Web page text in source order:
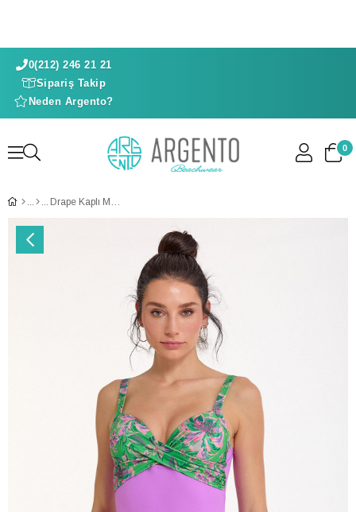
0(212) 246 21 21
Sipariş Takip
Neden Argento?
0
Drape Kaplı Mayo